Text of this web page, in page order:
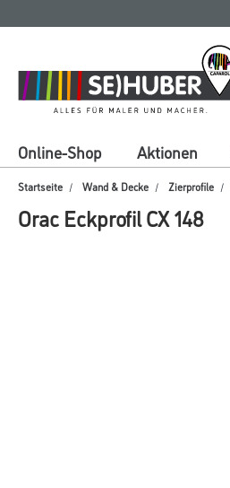
springen
springen
Online-Shop Aktionen
Startseite Wand & Decke Zierprofile
Orac Eckprofil CX 148